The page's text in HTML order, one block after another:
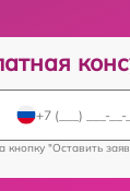
кнопку "Оставить